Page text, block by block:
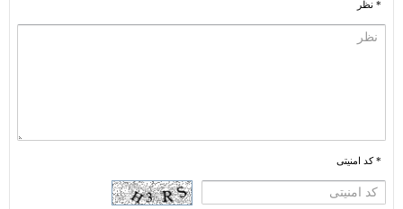
* نظر
* کد امنیتی